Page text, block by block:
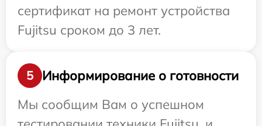
сертификат на ремонт устройства
Fujitsu сроком до 3 лет.
5
Информирование о готовности
Мы сообщим Вам о успешном